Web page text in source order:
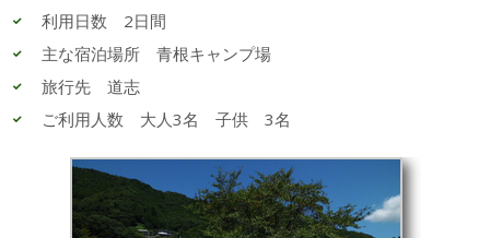
利用日数 2日間
主な宿泊場所 青根キャンプ場
旅行先 道志
ご利用人数 大人3名 子供 3名